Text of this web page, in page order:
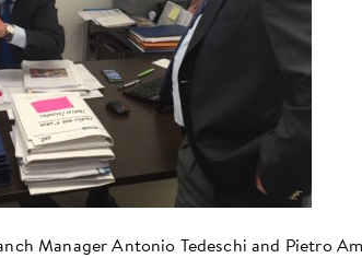
Manager Antonio Tedeschi and Pietro